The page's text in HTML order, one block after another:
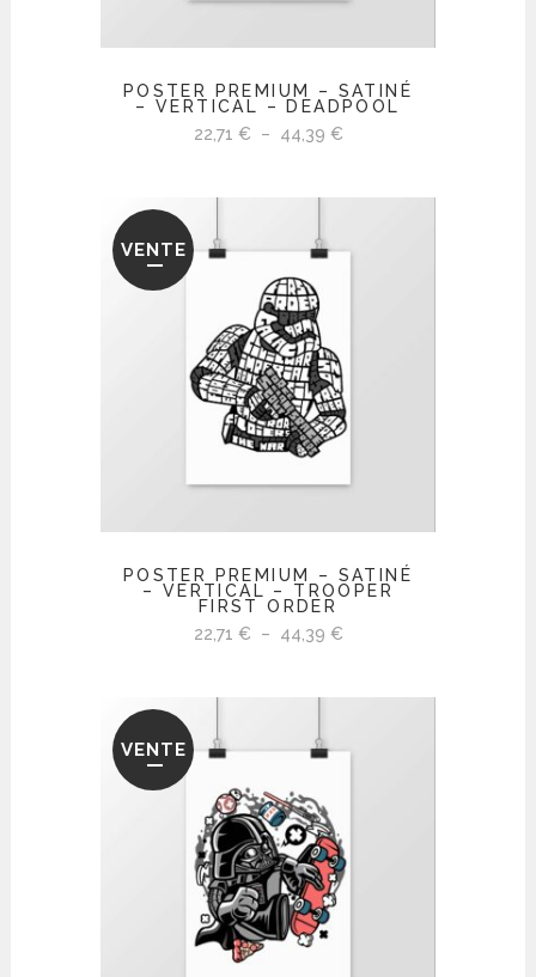
POSTER PREMIUM – SATINÉ
– VERTICAL – DEADPOOL
22,71 € – 44,39 €Plage
à
VENTE
POSTER PREMIUM – SATINÉ
– VERTICAL – TROOPER
FIRST ORDER
22,71 € – 44,39 €Plage
prix :
à
VENTE